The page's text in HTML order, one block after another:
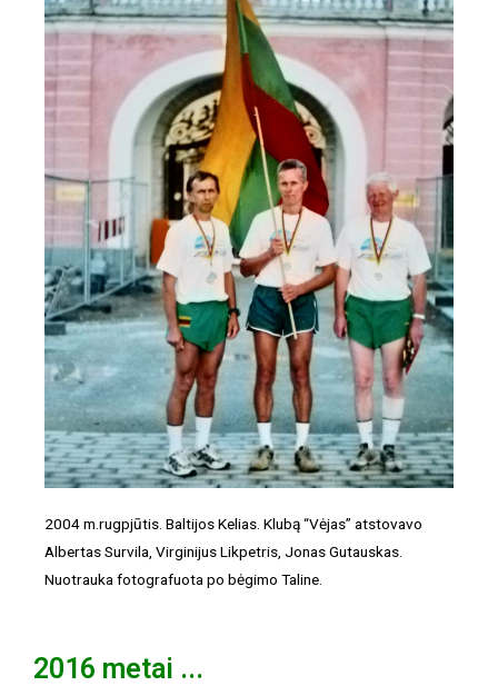
2004 m.rugpjūtis. Baltijos Kelias. Klubą “Vėjas” atstovavo
Albertas Survila, Virginijus Likpetris, Jonas Gutauskas.
Nuotrauka fotografuota po bėgimo Taline.
2016 metai ...